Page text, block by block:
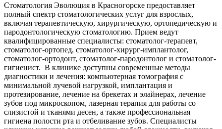
Стоматология Эволюция в Красногорске предоставляет
полный спектр стоматологических услуг для взрослых,
включая терапевтическую, хирургическую, ортопедическую и
пародонтологическую стоматологию. Прием ведут
квалифицированные специалисты: стоматолог-терапевт,
стоматолог-ортопед, стоматолог-хирург-имплантолог,
стоматолог-ортодонт, стоматолог-пародонтолог и стоматолог-
гигиенист. В клинике доступны современные методы
диагностики и лечения: компьютерная томография с
минимальной лучевой нагрузкой, имплантация и
протезирование, лечение на брекетах и элайнерах, лечение
зубов под микроскопом, лазерная терапия для работы со
слизистой и тканями десен, а также профессиональная
гигиена полости рта и отбеливание зубов. Специалисты